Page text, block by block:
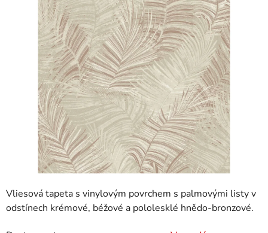
Vliesová tapeta s vinylovým povrchem s palmovými listy v
odstínech krémové, béžové a pololesklé hnědo-bronzové.
hvězdiček.